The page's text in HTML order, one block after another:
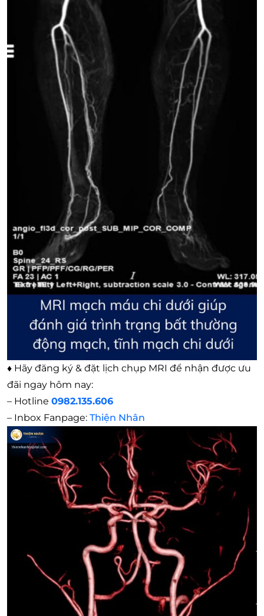
♦ Hãy đăng ký & đặt lịch chụp MRI để nhận được ưu
đãi ngay hôm nay:
– Hotline 0982.135.606
– Inbox Fanpage: Thiện Nhân